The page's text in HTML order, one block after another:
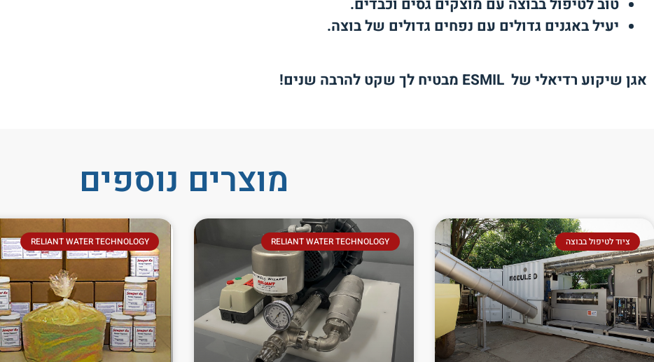
טוב לטיפול בבוצה עם מוצקים גסים וכבדים.
יעיל באגנים גדולים עם נפחים גדולים של בוצה.
אגן שיקוע רדיאלי של מבטיח לך שקט להרבה שנים!
מוצרים נוספים
ציוד לטיפול בבוצה RELIANT WATER TECHNOLOGY
RELIANT WATER TECHNOLOGY